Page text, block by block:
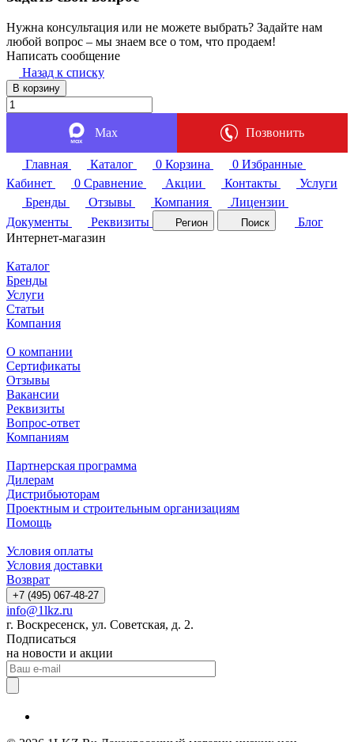
Нужна консультация или не можете выбрать? Задайте нам
любой вопрос – мы знаем все о том, что продаем!
Написать сообщение
Назад к списку
В корзину
Max Позвонить
Главная Каталог 0 Корзина 0 Избранные
Кабинет
0 Сравнение Акции Контакты
Услуги
Бренды
Отзывы Компания
Лицензии
Документы
Реквизиты Регион Поиск
Блог
Интернет-магазин
Каталог
Бренды
Услуги
Статьи
Компания
О компании
Сертификаты
Отзывы
Вакансии
Реквизиты
Вопрос-ответ
Компаниям
Партнерская программа
Дилерам
Дистрибьюторам
Проектным и строительным организациям
Помощь
Условия оплаты
Условия доставки
Возврат
+7 (495) 067-48-27
info@1lkz.ru
г. Воскресенск, ул. Советская, д. 2.
Подписаться
на новости и акции